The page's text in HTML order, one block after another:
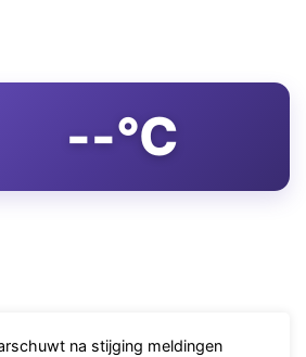
--°C
na stijging meldingen